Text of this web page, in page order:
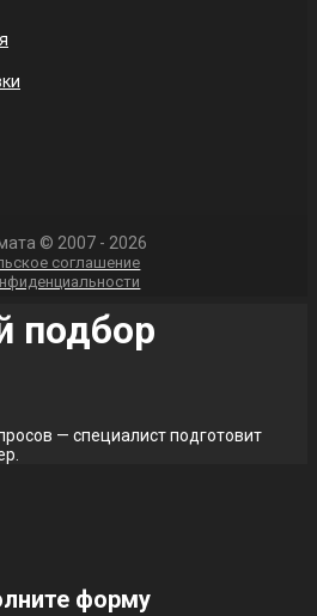
© 2007 - 2026
соглашение
подбор
— специалист подготовит
форму